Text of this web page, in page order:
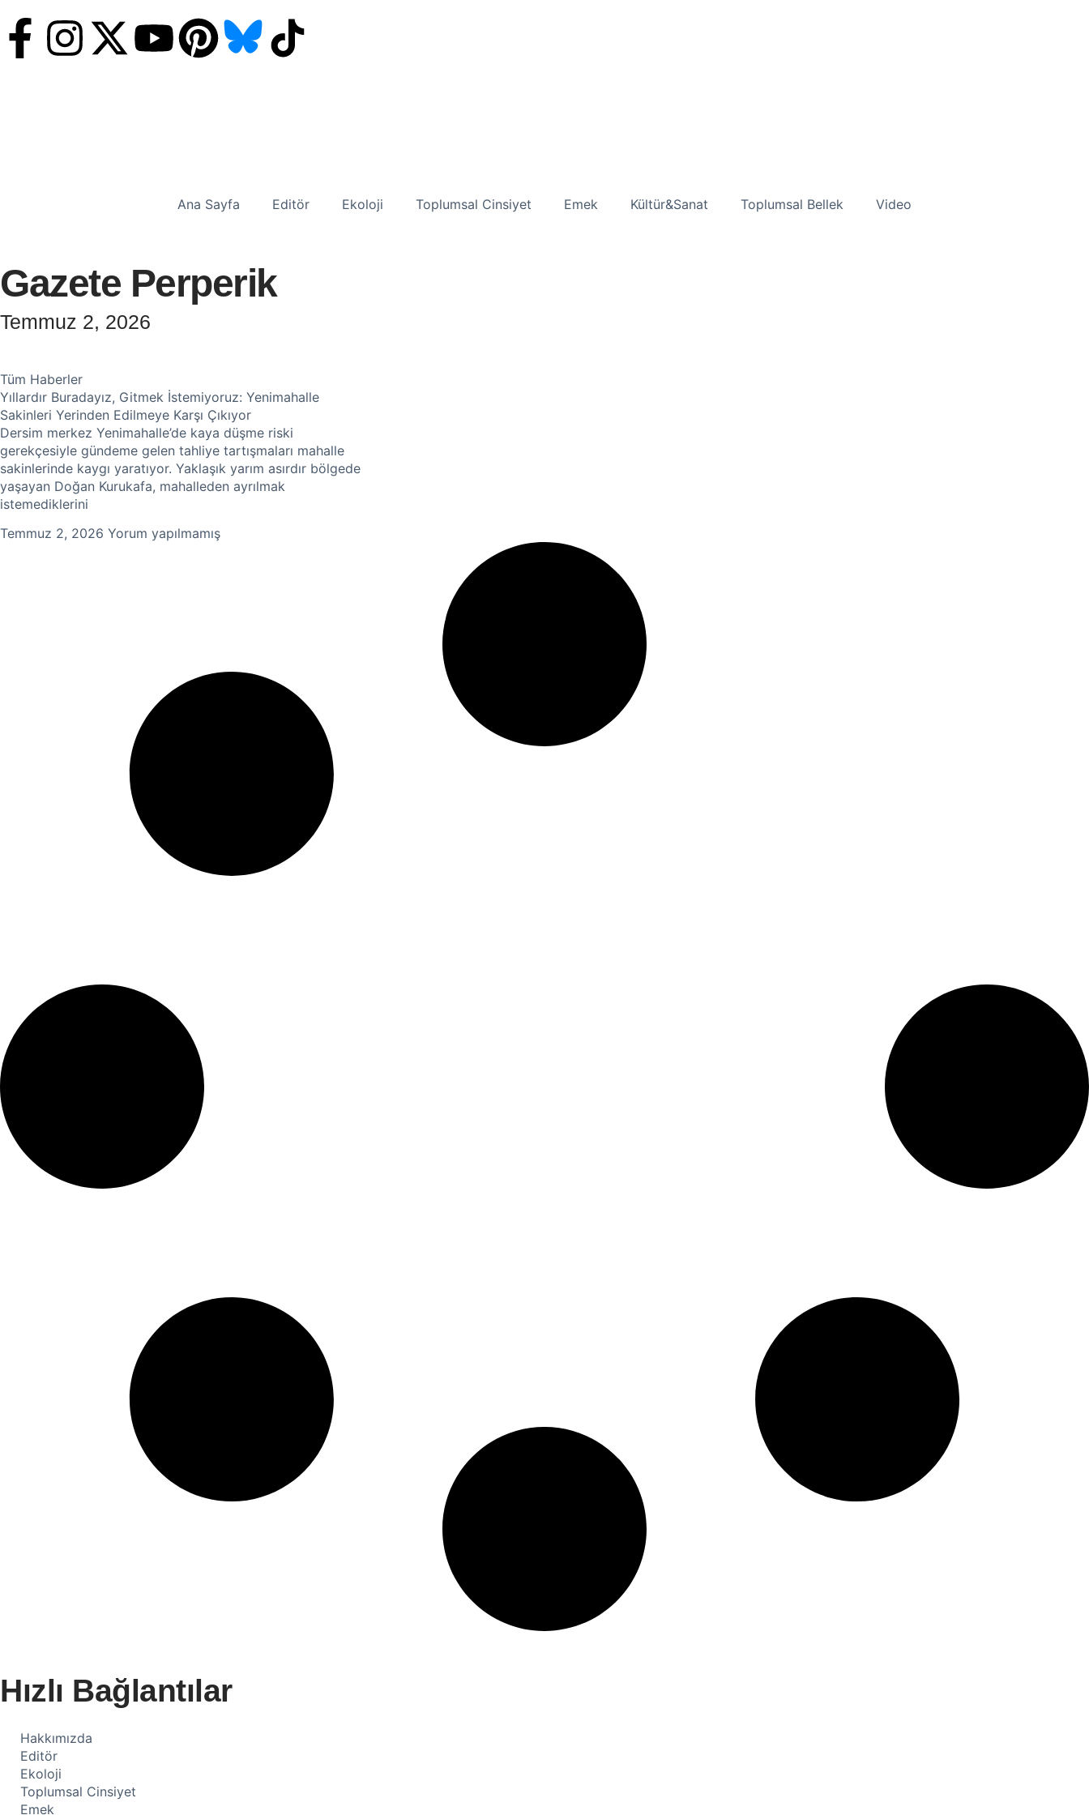
Ana Sayfa Editör Ekoloji Toplumsal Cinsiyet Emek Kültür&Sanat Toplumsal Bellek Video
Gazete Perperik
Temmuz 2, 2026
Tüm Haberler
Yıllardır Buradayız, Gitmek İstemiyoruz: Yenimahalle
Sakinleri Yerinden Edilmeye Karşı Çıkıyor
Dersim merkez Yenimahalle’de kaya düşme riski
gerekçesiyle gündeme gelen tahliye tartışmaları mahalle
sakinlerinde kaygı yaratıyor. Yaklaşık yarım asırdır bölgede
yaşayan Doğan Kurukafa, mahalleden ayrılmak
istemediklerini
Temmuz 2, 2026 Yorum yapılmamış
Hızlı Bağlantılar
Hakkımızda
Editör
Ekoloji
Toplumsal Cinsiyet
Emek